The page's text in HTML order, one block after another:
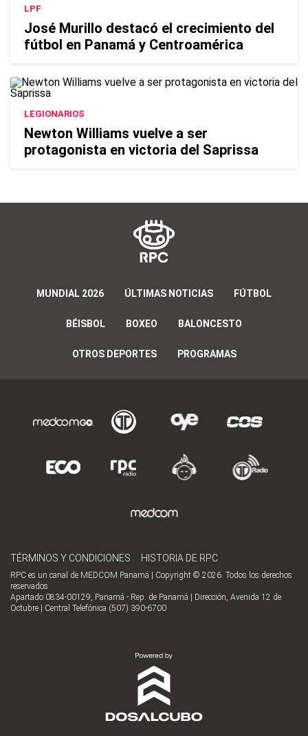
LPF
José Murillo destacó el crecimiento del
fútbol en Panamá y Centroamérica
LEGIONARIOS
Newton Williams vuelve a ser
protagonista en victoria del Saprissa
MUNDIAL 2026 ÚLTIMAS NOTICIAS FÚTBOL
BÉISBOL BOXEO BALONCESTO
OTROS DEPORTES PROGRAMAS
TÉRMINOS Y CONDICIONES HISTORIA DE RPC
RPC es un canal de MEDCOM Panamá | Copyright © 2026. Todos los derechos
reservados
Apartado 0834-00129, Panamá - Rep. de Panamá | Dirección, Avenida 12 de
Octubre | Central Telefónica (507) 390-6700